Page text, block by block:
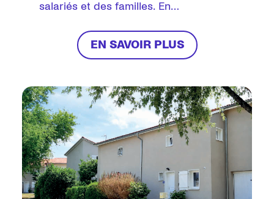
salariés et des familles. En
abordables à proximité des bassins
d’emploi, des commerces
et des transports et en participant
et centres-villes avec le programme
Action Cœur de Ville, nous contribuons
au dynamisme économique local et à
la mixité sociale.
EN SAVOIR PLUS